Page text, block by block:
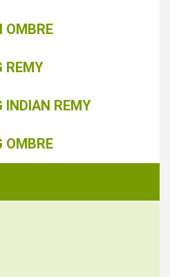
OMBRE
REMY
INDIAN REMY
OMBRE